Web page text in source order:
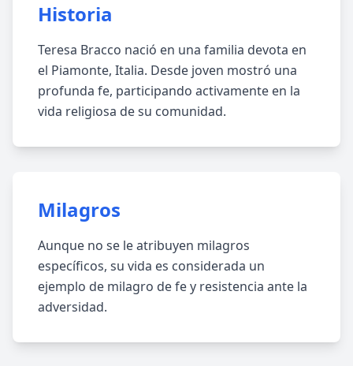
Historia
Teresa Bracco nació en una familia devota en
el Piamonte, Italia. Desde joven mostró una
profunda fe, participando activamente en la
vida religiosa de su comunidad.
Milagros
Aunque no se le atribuyen milagros
específicos, su vida es considerada un
ejemplo de milagro de fe y resistencia ante la
adversidad.